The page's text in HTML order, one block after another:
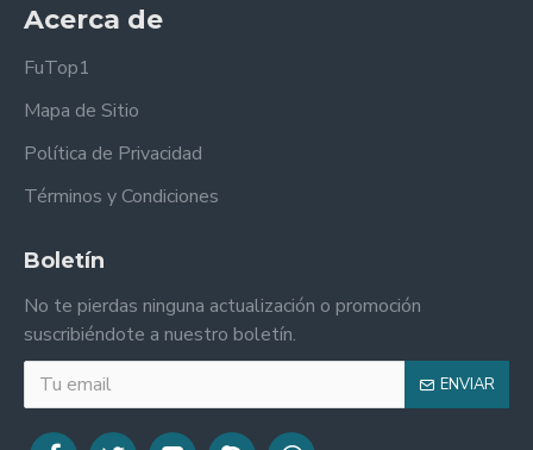
Acerca de
FuTop1
Mapa de Sitio
Política de Privacidad
Términos y Condiciones
Boletín
No te pierdas ninguna actualización o promoción
suscribiéndote a nuestro boletín.
ENVIAR